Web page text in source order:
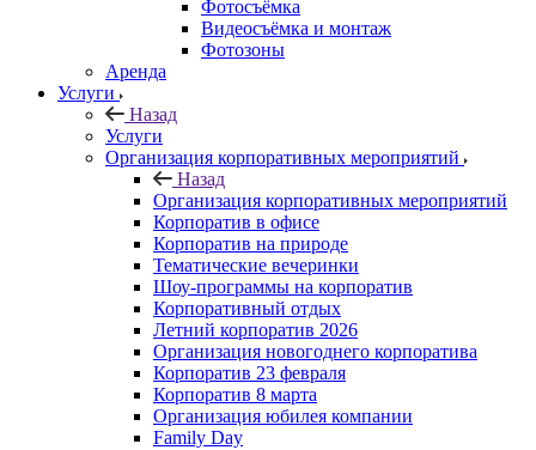
Фотосъёмка
Видеосъёмка и монтаж
Фотозоны
Аренда
Услуги
Назад
Услуги
Организация корпоративных мероприятий
Назад
Организация корпоративных мероприятий
Корпоратив в офисе
Корпоратив на природе
Тематические вечеринки
Шоу-программы на корпоратив
Корпоративный отдых
Летний корпоратив 2026
Организация новогоднего корпоратива
Корпоратив 23 февраля
Корпоратив 8 марта
Организация юбилея компании
Family Day